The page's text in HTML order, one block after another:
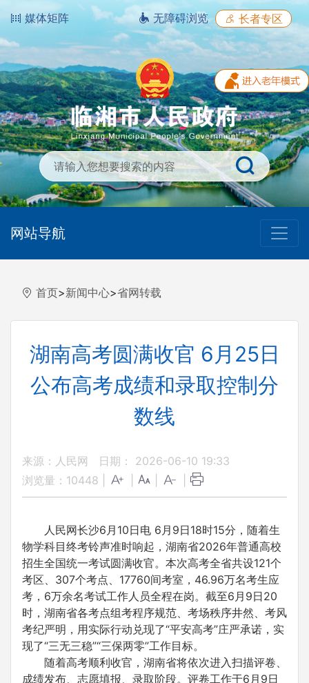
媒体矩阵 无障碍浏览 长者专区
网站导航
首页>新闻中心>省网转载
湖南高考圆满收官 6月25日
公布高考成绩和录取控制分
数线
来源：人民网
日期： 2026-06-10 19:33
浏览量： 10448
人民网长沙6月10日电 6月9日18时15分，随着生
物学科目终考铃声准时响起，湖南省2026年普通高校
招生全国统一考试圆满收官。本次高考全省共设121个
考区、307个考点、17760间考室，46.96万名考生应
考，6万余名考试工作人员全程在岗。截至6月9日20
时，湖南省各考点组考程序规范、考场秩序井然、考风
考纪严明，用实际行动兑现了“平安高考”庄严承诺，实
现了“三无三稳”“三保两零”工作目标。
随着高考顺利收官，湖南省将依次进入扫描评卷、
成绩发布、志愿填报、录取阶段。评卷工作于6月9日